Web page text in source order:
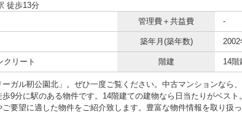
徒歩13分
管理費＋共益費 -
築年月(築年数)
クリート 階建 14階
ガル靭公園北」。ぜひ一度ご覧ください。中古マンションなら
9分に駅のある物件です。14階建ての建物なら日当たりがベス
要望に適した物件をご紹介致します。豊富な物件情報を取り扱